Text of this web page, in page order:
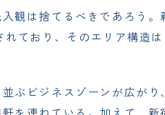
観は捨てるべきであろう
ており、そのエリア構造
ぶビジネスゾーンが広が